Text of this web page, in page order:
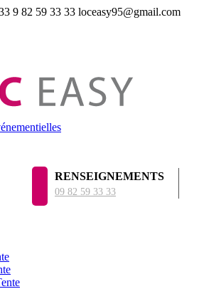
9 82 59 33 33 loceasy95@gmail.com
RENSEIGNEMENTS
09 82 59 33 33